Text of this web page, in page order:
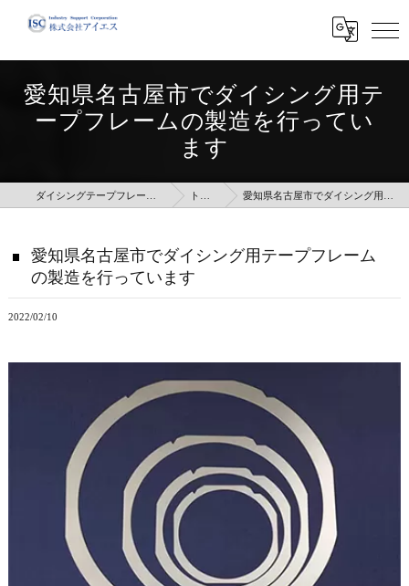
愛知県名古屋市でダイシング用テ
ープフレームの製造を行ってい
ます
トピックス 愛知県名古屋市でダイシング用テープフレームの製造を行っています
愛知県名古屋市でダイシング用テープフレーム
の製造を行っています
2022/02/10